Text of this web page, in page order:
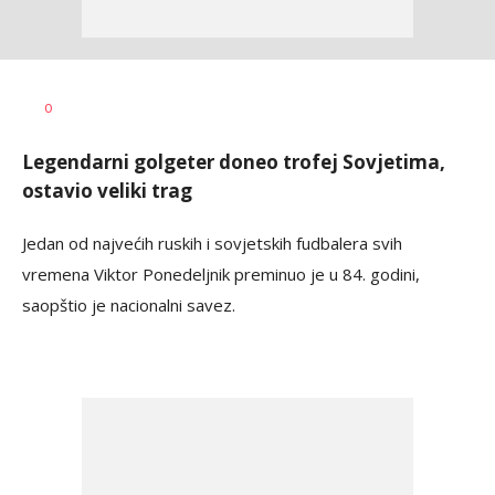
AUTOR
0
Legendarni golgeter doneo trofej Sovjetima,
ostavio veliki trag
Jedan od najvećih ruskih i sovjetskih fudbalera svih
vremena Viktor Ponedeljnik preminuo je u 84. godini,
saopštio je nacionalni savez.